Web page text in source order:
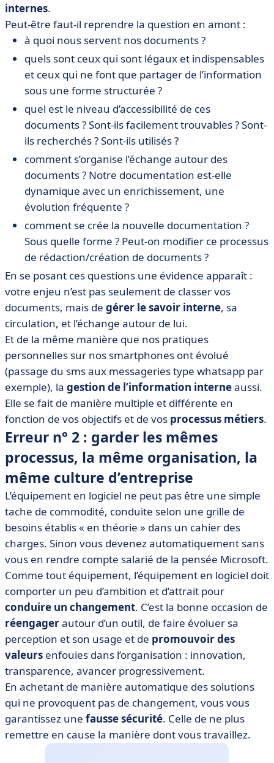
internes.
Peut-être faut-il reprendre la question en amont :
à quoi nous servent nos documents ?
quels sont ceux qui sont légaux et indispensables
et ceux qui ne font que partager de l’information
sous une forme structurée ?
quel est le niveau d’accessibilité de ces
documents ? Sont-ils facilement trouvables ? Sont-
ils recherchés ? Sont-ils utilisés ?
comment s’organise l’échange autour des
documents ? Notre documentation est-elle
dynamique avec un enrichissement, une
évolution fréquente ?
comment se crée la nouvelle documentation ?
Sous quelle forme ? Peut-on modifier ce processus
de rédaction/création de documents ?
En se posant ces questions une évidence apparaît :
votre enjeu n’est pas seulement de classer vos
documents, mais de gérer le savoir interne, sa
circulation, et l’échange autour de lui.
Et de la même manière que nos pratiques
personnelles sur nos smartphones ont évolué
(passage du sms aux messageries type whatsapp par
exemple), la gestion de l’information interneaussi.
Elle se fait de manière multiple et différente en
fonction de vos objectifs et de vos processus métiers.
Erreur n° 2 : garder les mêmes
processus, la même organisation, la
même culture d’entreprise
L’équipement en logiciel ne peut pas être une simple
tache de commodité, conduite selon une grille de
besoins établis « en théorie » dans un cahier des
charges. Sinon vous devenez automatiquement sans
vous en rendre compte salarié de la pensée Microsoft.
Comme tout équipement, l’équipement en logiciel doit
comporter un peu d’ambition et d’attrait pour
conduire un changement. C’est la bonne occasion de
réengagerautour d’un outil, de faire évoluer sa
perception et son usage et de promouvoir des
valeurs enfouies dans l’organisation : innovation,
transparence, avancer progressivement.
En achetant de manière automatique des solutions
qui ne provoquent pas de changement, vous vous
garantissez une fausse sécurité. Celle de ne plus
remettre en cause la manière dont vous travaillez.